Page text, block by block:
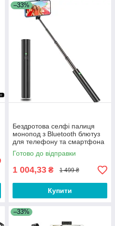
–33%
Бездротова селфі палиця
монопод з Bluetooth блютуз
для телефону та смартфона
Aluminum Selfie Stick Чорна
Готово до відправки
1 004,33 ₴ 1 499 ₴
Купити
–33%